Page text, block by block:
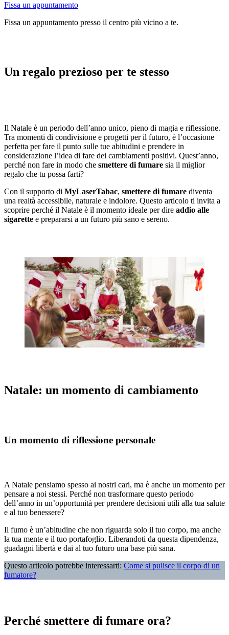
Fissa un appuntamento
Fissa un appuntamento presso il centro più vicino a te.
Un regalo prezioso per te stesso
Il Natale è un periodo dell’anno unico, pieno di magia e riflessione.
Tra momenti di condivisione e progetti per il futuro, è l’occasione
perfetta per fare il punto sulle tue abitudini e prendere in
considerazione l’idea di fare dei cambiamenti positivi. Quest’anno,
perché non fare in modo che smettere di fumare sia il miglior
regalo che tu possa farti?
Con il supporto di MyLaserTabac, smettere di fumare diventa
una realtà accessibile, naturale e indolore. Questo articolo ti invita a
scoprire perché il Natale è il momento ideale per dire addio alle
sigarette e prepararsi a un futuro più sano e sereno.
Natale: un momento di cambiamento
Un momento di riflessione personale
A Natale pensiamo spesso ai nostri cari, ma è anche un momento per
pensare a noi stessi. Perché non trasformare questo periodo
dell’anno in un’opportunità per prendere decisioni utili alla tua salute
e al tuo benessere?
Il fumo è un’abitudine che non riguarda solo il tuo corpo, ma anche
la tua mente e il tuo portafoglio. Liberandoti da questa dipendenza,
guadagni libertà e dai al tuo futuro una base più sana.
Questo articolo potrebbe interessarti: Come si pulisce il corpo di un
fumatore?
Perché smettere di fumare ora?